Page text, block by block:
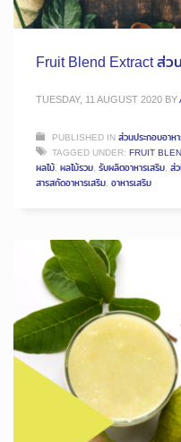
Fruit Blend Extract ส่ว
TUESDAY, 11 AUGUST 2020 BY
PUBLISHED INส่วนประกอบอาห
TAGGED UNDER: FRUIT
ผลไม้, ผลไม้รวม, รับผลิตอาหารเสริม, ส่
สารสกัดอาหารเสริม, อาหารเสริม